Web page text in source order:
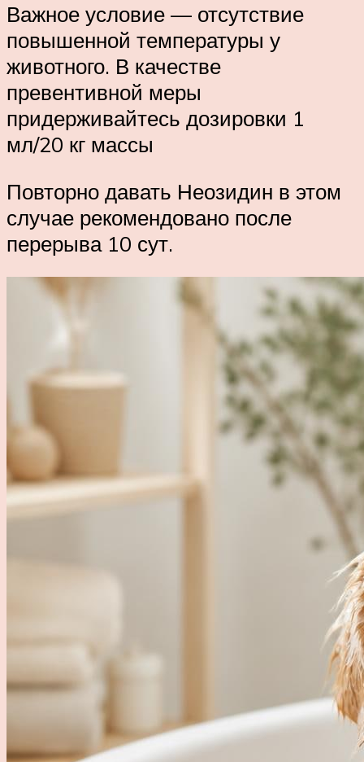
Важное условие — отсутствие
повышенной температуры у
животного. В качестве
превентивной меры
придерживайтесь дозировки 1
мл/20 кг массы
Повторно давать Неозидин в этом
случае рекомендовано после
перерыва 10 сут.